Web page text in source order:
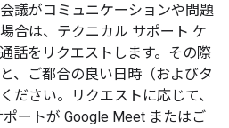
議がコミュニケーションや問題
合は、テクニカル サポート ケ
話をリクエストします。その際
、ご都合の良い日時（およびタ
ださい。リクエストに応じて、
ートが Google Meet またはご